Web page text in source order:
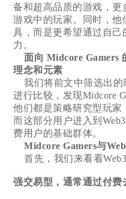
备和超高品质的游戏，
游戏中的玩家。同时，
具，而是更希望通过自
力。
面向 Midcore Gamers
理念和元素
我们将前文中筛选出的
进行比较，发现Midcore
他们都是策略研究型玩家
而这部分用户进入到
费用户的基础群体。
Midcore Gamers与
首先，我们来看看Web3
强交易型，通常通过付费